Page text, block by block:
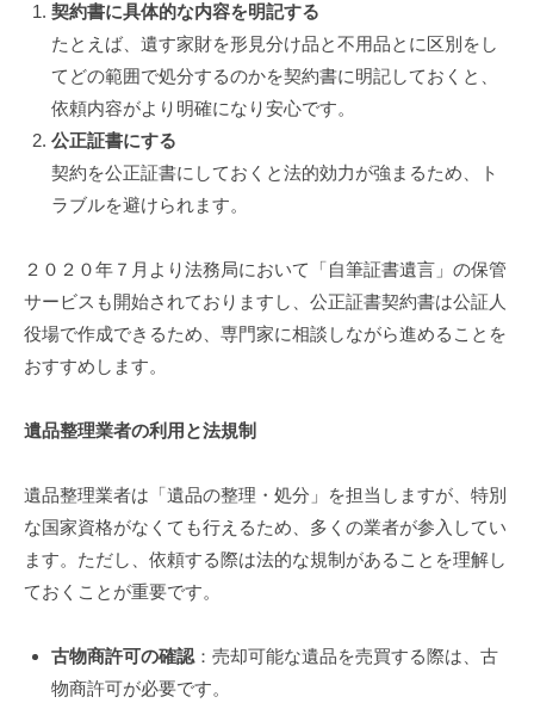
契約書に具体的な内容を明記する
たとえば、遺す家財を形見分け品と不用品とに区別をし
てどの範囲で処分するのかを契約書に明記しておくと、
依頼内容がより明確になり安心です。
公正証書にする
契約を公正証書にしておくと法的効力が強まるため、ト
ラブルを避けられます。
２０２０年７月より法務局において「自筆証書遺言」の保管
サービスも開始されておりますし、公正証書契約書は公証人
役場で作成できるため、専門家に相談しながら進めることを
おすすめします。
遺品整理業者の利用と法規制
遺品整理業者は「遺品の整理・処分」を担当しますが、特別
な国家資格がなくても行えるため、多くの業者が参入してい
ます。ただし、依頼する際は法的な規制があることを理解し
ておくことが重要です。
古物商許可の確認：売却可能な遺品を売買する際は、古
物商許可が必要です。